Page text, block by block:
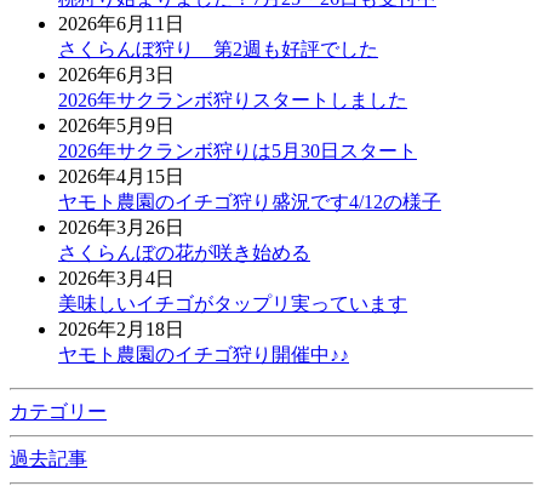
2026年6月11日
さくらんぼ狩り 第2週も好評でした
2026年6月3日
2026年サクランボ狩りスタートしました
2026年5月9日
2026年サクランボ狩りは5月30日スタート
2026年4月15日
ヤモト農園のイチゴ狩り盛況です4/12の様子
2026年3月26日
さくらんぼの花が咲き始める
2026年3月4日
美味しいイチゴがタップリ実っています
2026年2月18日
ヤモト農園のイチゴ狩り開催中♪♪
カテゴリー
過去記事